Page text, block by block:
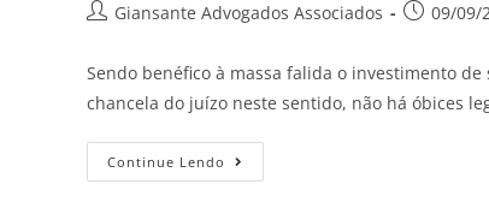
Giansante Advogados Associados 09/09/
Sendo benéfico à massa falida o investimento
chancela do juízo neste sentido, não há óbices
Continue Lendo